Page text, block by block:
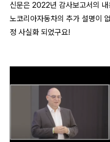
신문은 2022년 감사보고서의
노코리아자동차의 추가 설명이
정 사실화 되었구요!